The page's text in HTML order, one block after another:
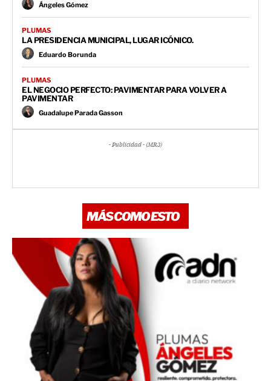
Ángeles Gómez
PLUMAS
LA PRESIDENCIA MUNICIPAL, LUGAR ICÓNICO.
Eduardo Borunda
PLUMAS
EL NEGOCIO PERFECTO: PAVIMENTAR PARA VOLVER A
PAVIMENTAR
Guadalupe Parada Gasson
- Publicidad - (MR3)
MÁS COMO ESTO